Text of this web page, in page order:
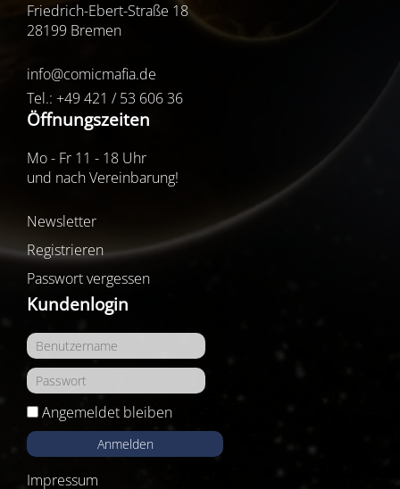
Friedrich-Ebert-Straße 18
28199 Bremen
info@comicmafia.de
Tel.: +49 421 / 53 606 36
Öffnungszeiten
Mo - Fr 11 - 18 Uhr
und nach Vereinbarung!
Newsletter
Registrieren
Passwort vergessen
Kundenlogin
Angemeldet bleiben
Anmelden
Impressum